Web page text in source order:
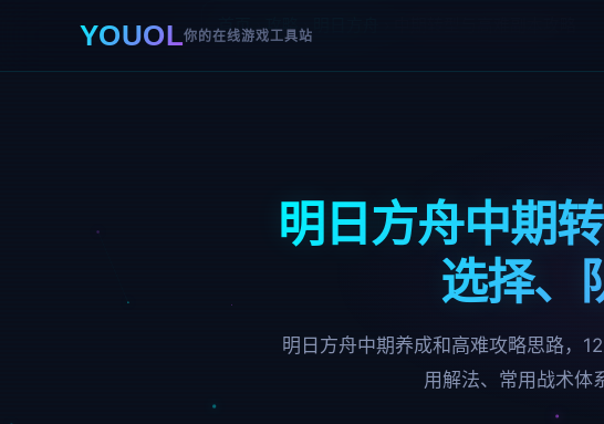
YOUOL你的在线游戏工具站
首页 › 攻略 ›
明日方舟中期
选择、
明日方舟中期养成和高难攻略思路，
用解法、常用战术体